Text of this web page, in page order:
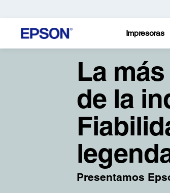
Impresoras
La
de la
Presentamos